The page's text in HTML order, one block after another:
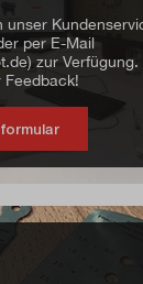
unser
per E-Mail
zur Verfügung.
Feedback!